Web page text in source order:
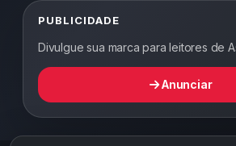
PUBLICIDADE
Divulgue sua marca para leitores de
Anunciar